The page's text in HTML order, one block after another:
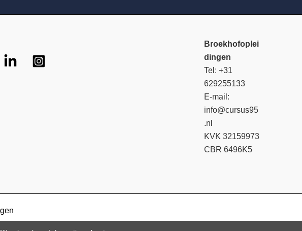
Broekhofoplei
dingen
Tel: +31
629255133
E-mail:
info@cursus95
.nl
KVK 32159973
CBR 6496K5